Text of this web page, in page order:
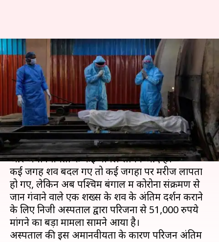
पश्चिम बंगाल: कोरोना संक्रमण से मरे
पिता का शव दिखाने के लिए मांगे
51,000 रुपये
लेखन भारत शर्मा Aug 10, 2020 05:00 pm
क्या है खबर?
कोरोना महामारी के दौर में देश में अस्पतालों की लापरवाही
और अमानवीयता के कई मामले सामने आए हैं।
कई जगह शव बदल गए तो कई जगहों पर मरीज लापता
हो गए, लेकिन अब पश्चिम बंगाल में कोरोना संक्रमण से
जान गंवाने वाले एक शख्स के शव के अंतिम दर्शन कराने
के लिए निजी अस्पताल द्वारा परिजनों से 51,000 रुपये
मांगने का बड़ा मामला सामने आया है।
अस्पताल की इस अमानवीयता के कारण परिजन अंतिम